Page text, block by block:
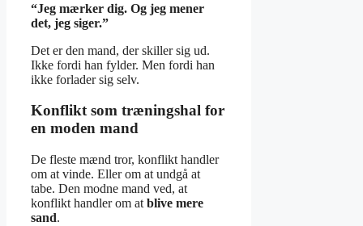
“Jeg mærker dig. Og jeg mener
det, jeg siger.”
Det er den mand, der skiller sig ud.
Ikke fordi han fylder. Men fordi han
ikke forlader sig selv.
Konflikt som træningshal for
en moden mand
De fleste mænd tror, konflikt handler
om at vinde. Eller om at undgå at
tabe. Den modne mand ved, at
konflikt handler om at blive mere
sand.